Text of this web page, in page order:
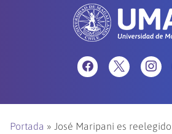
Portada » José Maripani es